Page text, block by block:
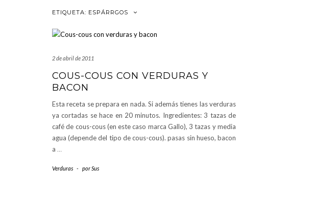
ETIQUETA: ESPÁRRGOS
2 de abril de 2011
COUS-COUS CON VERDURAS Y
BACON
Esta receta se prepara en nada. Si además tienes las verduras
ya cortadas se hace en 20 minutos. Ingredientes: 3 tazas de
café de cous-cous (en este caso marca Gallo), 3 tazas y media
agua (depende del tipo de cous-cous). pasas sin hueso, bacon
a …
Verduras - porSus